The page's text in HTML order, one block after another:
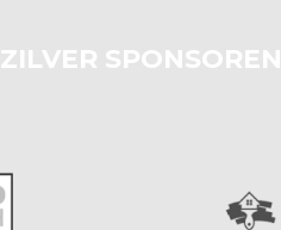
ZILVER SPONSOREN